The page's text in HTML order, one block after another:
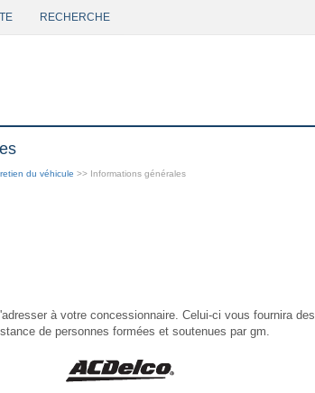
RECHERCHE
du véhicule >> Informations générales
à votre concessionnaire. Celui-ci vous fournira des
de personnes formées et soutenues par gm.